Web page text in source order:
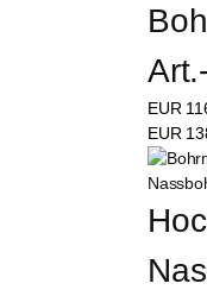
EUR
EUR